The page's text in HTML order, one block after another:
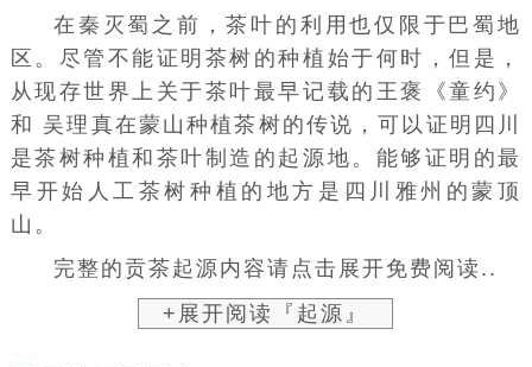
在秦灭蜀之前，茶叶的利用也仅限于巴蜀地
区。尽管不能证明茶树的种植始于何时，但是，
从现存世界上关于茶叶最早记载的王褒《童约》
和 吴理真在蒙山种植茶树的传说，可以证明四川
是茶树种植和茶叶制造的起源地。能够证明的最
早开始人工茶树种植的地方是四川雅州的蒙顶
山。
完整的贡茶起源内容请点击展开免费阅读..
+展开阅读『起源』